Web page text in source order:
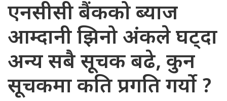
एनसीसी बैंकको ब्याज
आम्दानी झिनो अंकले घट्दा
अन्य सबै सूचक बढे, कुन
सूचकमा कति प्रगति गर्यो ?